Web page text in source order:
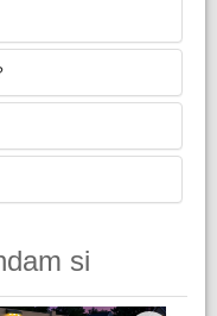
si